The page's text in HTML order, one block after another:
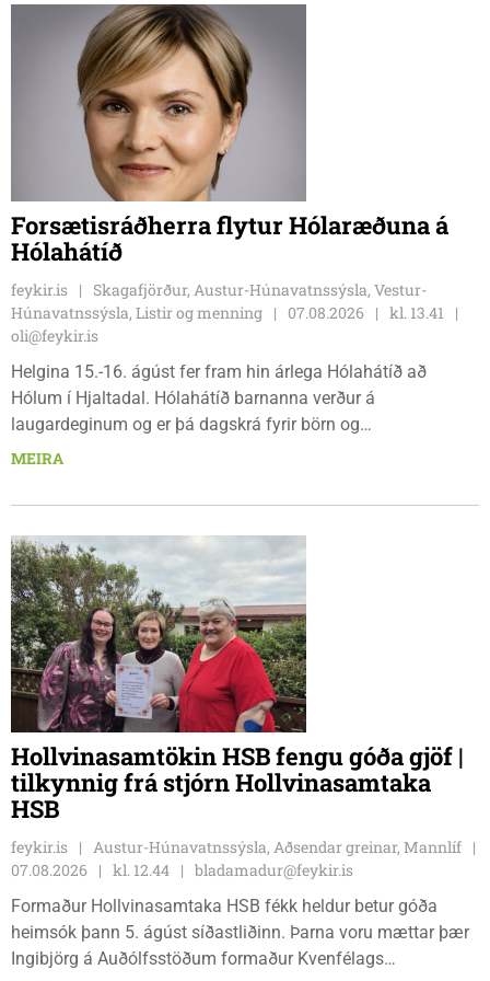
Forsætisráðherra flytur Hólaræðuna á
Hólahátíð
feykir.is
Skagafjörður, Austur-Húnavatnssýsla, Vestur-
Húnavatnssýsla, Listir og menning
07.08.2026
kl. 13.41
oli@feykir.is
Helgina 15.-16. ágúst fer fram hin árlega Hólahátíð að
Hólum í Hjaltadal. Hólahátíð barnanna verður á
laugardeginum og er þá dagskrá fyrir börn og
fjölskyldur.Lydía Einarsdóttir svæðisstjóri æskulýðsmála og
MEIRA
Hollvinasamtökin HSB fengu góða gjöf |
tilkynnig frá stjórn Hollvinasamtaka
HSB
feykir.is
Austur-Húnavatnssýsla, Aðsendar greinar, Mannlíf
07.08.2026
kl. 12.44
bladamadur@feykir.is
Formaður Hollvinasamtaka HSB fékk heldur betur góða
heimsók þann 5. ágúst síðastliðinn. Þarna voru mættar þær
Ingibjörg á Auðólfsstöðum formaður Kvenfélags